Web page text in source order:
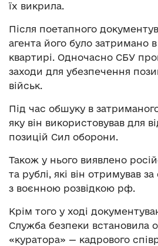
їх викрила.
Після поетапного
агента його було затримано в
квартирі. Одночасно СБУ
заходи для убезпечення
військ.
Під час обшуку в
яку він використовував для
позицій Сил оборони.
Також у нього виявлено
та рублі, які він отримував
з воєнною розвідкою рф.
Крім того у ході
Служба безпеки встановила
«куратора» — кадрового